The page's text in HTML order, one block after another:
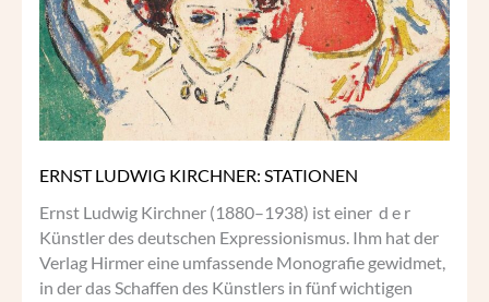
ERNST LUDWIG KIRCHNER: STATIONEN
Ernst Ludwig Kirchner (1880–1938) ist einer d e r
Künstler des deutschen Expressionismus. Ihm hat der
Verlag Hirmer eine umfassende Monografie gewidmet,
in der das Schaffen des Künstlers in fünf wichtigen